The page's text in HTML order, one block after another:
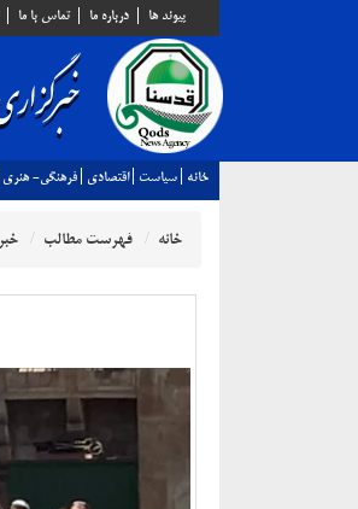
پيوند ها درباره ما تماس با ما
خانه سياست اقتصادي فرهنگي- هنري
خانه فهرست مطالب خبر